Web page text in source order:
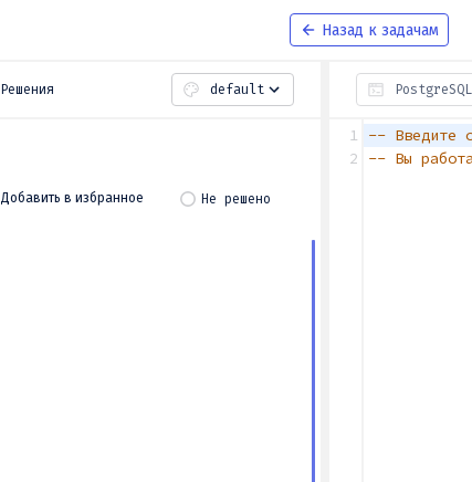
Назад к задачам
Решения default
Добавить в избранное Не решено
1
-- Введите
2
-- Вы